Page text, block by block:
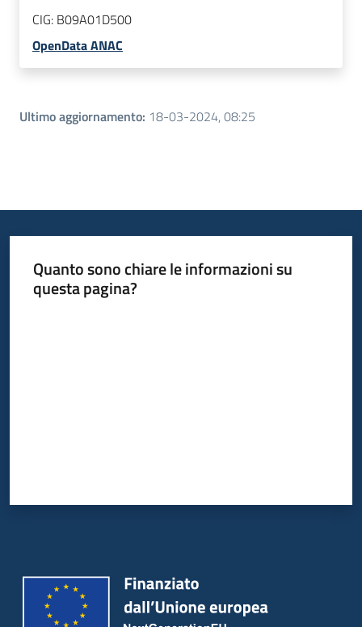
CIG: B09A01D500
OpenData ANAC
Ultimo aggiornamento: 18-03-2024, 08:25
Quanto sono chiare le informazioni su
questa pagina?